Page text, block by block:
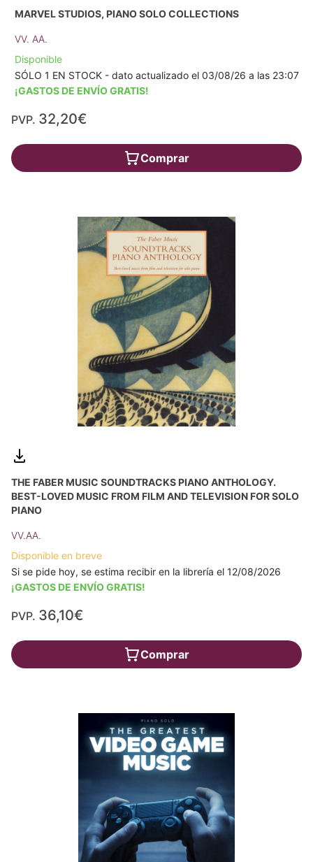
MARVEL STUDIOS, PIANO SOLO COLLECTIONS
VV. AA.
Disponible
SÓLO 1 EN STOCK - dato actualizado el 03/08/26 a las 23:07
¡GASTOS DE ENVÍO GRATIS!
PVP. 32,20€
Comprar
THE FABER MUSIC SOUNDTRACKS PIANO ANTHOLOGY.
BEST-LOVED MUSIC FROM FILM AND TELEVISION FOR SOLO
PIANO
VV.AA.
Disponible en breve
Si se pide hoy, se estima recibir en la librería el 12/08/2026
¡GASTOS DE ENVÍO GRATIS!
PVP. 36,10€
Comprar